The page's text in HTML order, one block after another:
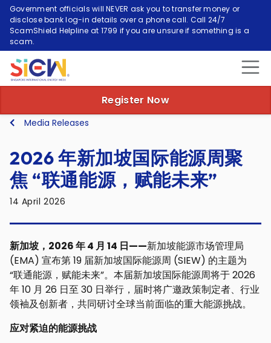
Government officials will NEVER ask you to transfer money or
disclose bank log-in details over a phone call. Call 24/7
ScamShield Helpline at 1799 if you are unsure if something is a
scam.
Register Now
Media Releases
2026 年新加坡国际能源周聚
焦 “联通能源，赋能未来”
14 April 2026
新加坡，2026 年 4 月 14 日——新加坡能源市场管理局
(EMA) 宣布第 19 届新加坡国际能源周 (SIEW) 的主题为
“联通能源，赋能未来”。本届新加坡国际能源周将于 2026
年 10 月 26 日至 30 日举行，届时将广邀政策制定者、行业
领袖及创新者，共同研讨全球当前面临的重大能源挑战。
应对紧迫的能源挑战